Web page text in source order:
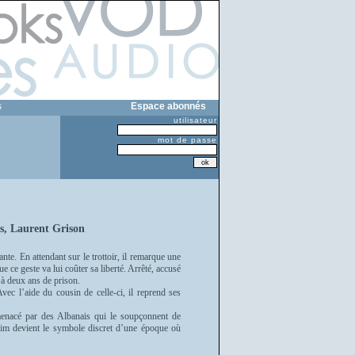
Espace abonnés
utilisateur
mot de passe
Laurent Grison
En attendant sur le trottoir, il remarque une
ce geste va lui coûter sa liberté. Arrêté, accusé
deux ans de prison.
l’aide du cousin de celle-ci, il reprend ses
par des Albanais qui le soupçonnent de
devient le symbole discret d’une époque où